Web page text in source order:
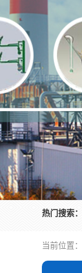
热门搜索：
当前位置：